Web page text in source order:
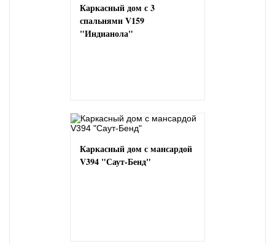
Каркасный дом с 3
спальнями V159
"Индианола"
Каркасный дом с мансардой
V394 "Саут-Бенд"